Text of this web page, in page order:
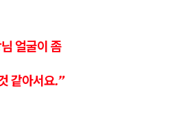
얼굴이 좀
같아서요.”